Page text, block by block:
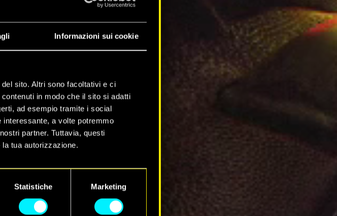
Informazioni sui cookie
sito. Altri sono facoltativi e ci
in modo che il sito si adatti
ad esempio tramite i social
a volte potremmo
partner. Tuttavia, questi
tua autorizzazione.
e su come impostare le tue
Statistiche Marketing